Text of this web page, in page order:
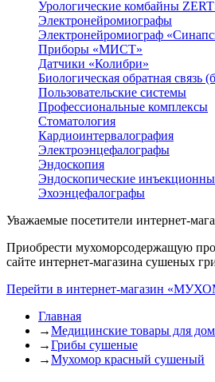
Урологические комбайны
Электронейромиографы
Электронейромиограф
Приборы «МИСТ»
Датчики «Колибри»
Биологическая обратная связь
Пользовательские системы
Профессиональные комплексы
Стоматология
Кардиоинтервалография
Электроэнцефалографы
Эндоскопия
Эндоскопические
Эхоэнцефалографы
Уважаемые посетители интернет-
Приобрести мухоморсодержащую
сайте интернет-магазина сушеных
Перейти в интернет-магазин
Главная
→Медицинские товары для
→Грибы сушеные
→Мухомор красный сушеный